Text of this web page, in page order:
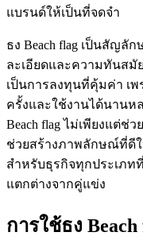
แบรนด์ให้เป็นที่จดจำ
ธง Beach flag เป็นสัญลั
ละเอียดและความทันสมั
เป็นการลงทุนที่คุ้มค่า เ
ครั้งและใช้งานได้นานห
Beach flag ไม่เพียงแต่ช่
ช่วยสร้างภาพลักษณ์ที่ดีใ
สำหรับธุรกิจทุกประเภท
แตกต่างจากคู่แข่ง
การใช้ธง